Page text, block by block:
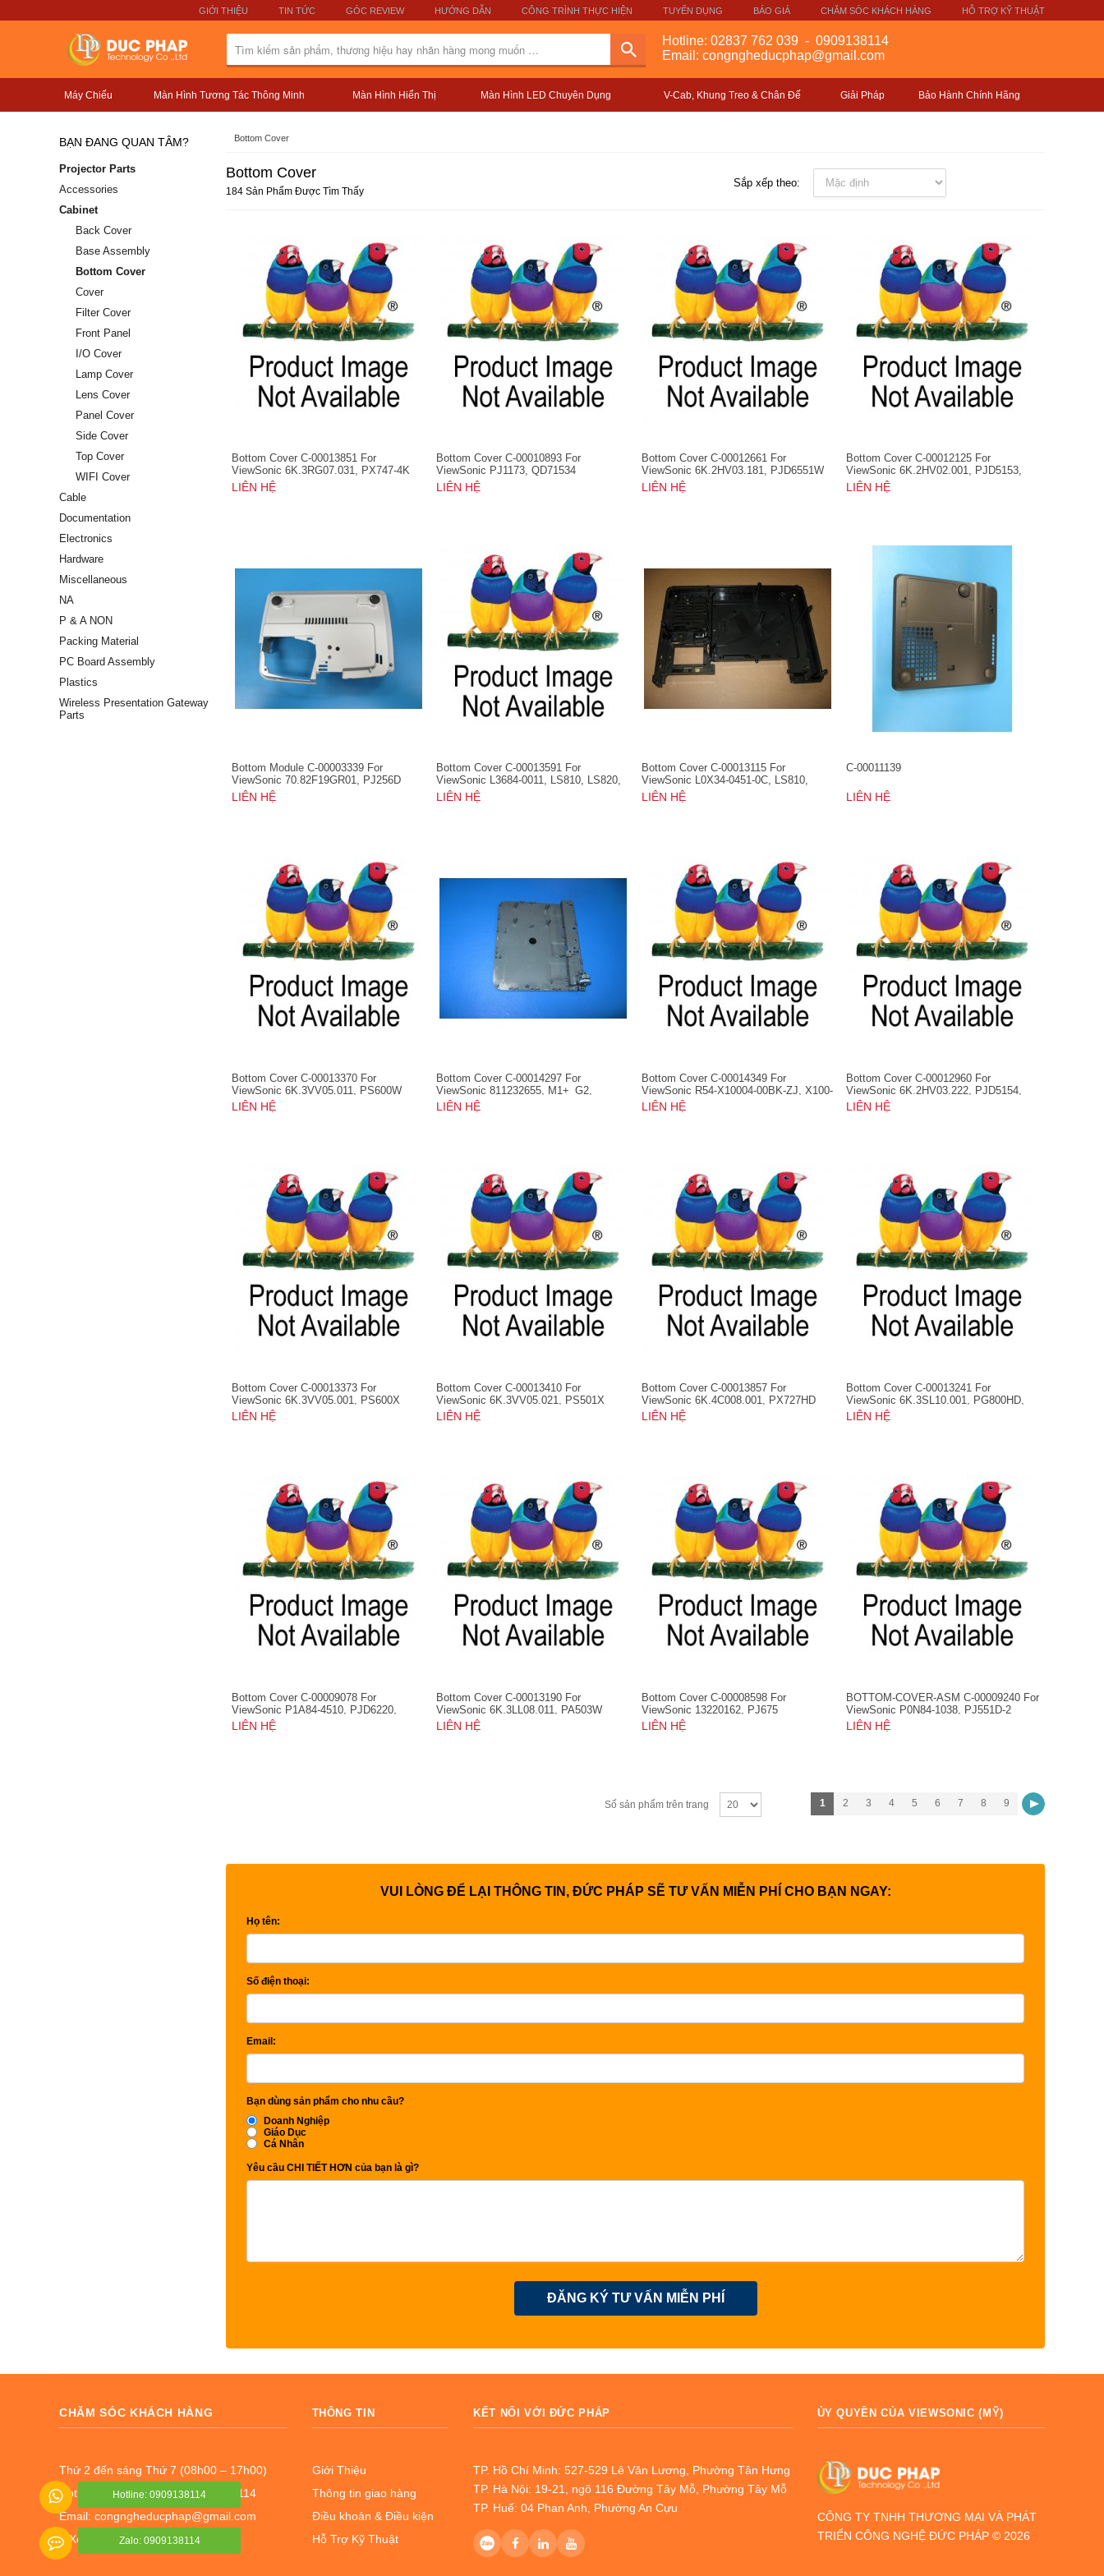
GIỚI THIỆU TIN TỨC GÓC REVIEW HƯỚNG DẪN CÔNG TRÌNH THỰC HIỆN TUYỂN DỤNG BÁO GIÁ CHĂM SÓC KHÁCH HÀNG HỖ TRỢ KỸ THUẬT
Hotline: 02837 762 039 - 0909138114
Email: congngheducphap@gmail.com
Máy Chiếu Màn Hình Tương Tác Thông Minh Màn Hình Hiển Thị Màn Hình LED Chuyên Dụng V-Cab, Khung Treo & Chân Đế Giải Pháp Bảo Hành Chính Hãng
BẠN ĐANG QUAN TÂM?
Projector Parts
Accessories
Cabinet
Back Cover
Base Assembly
Bottom Cover
Cover
Filter Cover
Front Panel
I/O Cover
Lamp Cover
Lens Cover
Panel Cover
Side Cover
Top Cover
WIFI Cover
Cable
Documentation
Electronics
Hardware
Miscellaneous
NA
P & A NON
Packing Material
PC Board Assembly
Plastics
Wireless Presentation Gateway
Parts
Bottom Cover
Bottom Cover
184 Sản Phẩm Được Tìm Thấy
Sắp xếp theo:
Bottom Cover C-00013851 For
ViewSonic 6K.3RG07.031, PX747-4K
LIÊN HỆ
Bottom Cover C-00010893 For
ViewSonic PJ1173, QD71534
LIÊN HỆ
Bottom Cover C-00012661 For
ViewSonic 6K.2HV03.181, PJD6551W
LIÊN HỆ
Bottom Cover C-00012125 For
ViewSonic 6K.2HV02.001, PJD5153,
PJD5253
LIÊN HỆ
Bottom Module C-00003339 For
ViewSonic 70.82F19GR01, PJ256D
LIÊN HỆ
Bottom Cover C-00013591 For
ViewSonic L3684-0011, LS810, LS820,
LS830
LIÊN HỆ
Bottom Cover C-00013115 For
ViewSonic L0X34-0451-0C, LS810,
LS820, LS830, VS16460, VS16501
LIÊN HỆ
C-00011139
LIÊN HỆ
Bottom Cover C-00013370 For
ViewSonic 6K.3VV05.011, PS600W
LIÊN HỆ
Bottom Cover C-00014297 For
ViewSonic 811232655, M1+_G2,
M1+_V
LIÊN HỆ
Bottom Cover C-00014349 For
ViewSonic R54-X10004-00BK-ZJ, X100-
4K
LIÊN HỆ
Bottom Cover C-00012960 For
ViewSonic 6K.2HV03.222, PJD5154,
PJD5254
LIÊN HỆ
Bottom Cover C-00013373 For
ViewSonic 6K.3VV05.001, PS600X
LIÊN HỆ
Bottom Cover C-00013410 For
ViewSonic 6K.3VV05.021, PS501X
LIÊN HỆ
Bottom Cover C-00013857 For
ViewSonic 6K.4C008.001, PX727HD
LIÊN HỆ
Bottom Cover C-00013241 For
ViewSonic 6K.3SL10.001, PG800HD,
PG800W, PG800X
LIÊN HỆ
Bottom Cover C-00009078 For
ViewSonic P1A84-4510, PJD6220,
PJD6220-3D
LIÊN HỆ
Bottom Cover C-00013190 For
ViewSonic 6K.3LL08.011, PA503W
LIÊN HỆ
Bottom Cover C-00008598 For
ViewSonic 13220162, PJ675
LIÊN HỆ
BOTTOM-COVER-ASM C-00009240 For
ViewSonic P0N84-1038, PJ551D-2
LIÊN HỆ
Số sản phẩm trên trang 1 2 3 4 5 6 7 8 9
VUI LÒNG ĐỂ LẠI THÔNG TIN, ĐỨC PHÁP SẼ TƯ VẤN MIỄN PHÍ CHO BẠN NGAY:
Họ tên:
Số điện thoại:
Email:
Bạn dùng sản phẩm cho nhu cầu?
Doanh Nghiệp
Giáo Dục
Cá Nhân
Yêu cầu CHI TIẾT HƠN của bạn là gì?
ĐĂNG KÝ TƯ VẤN MIỄN PHÍ
CHĂM SÓC KHÁCH HÀNG
Thứ 2 đến sáng Thứ 7 (08h00 – 17h00)
Hotline: 02837 762 039 - 0909138114
Email: congngheducphap@gmail.com
Xem bản đồ Google
THÔNG TIN
Giới Thiệu
Thông tin giao hàng
Điều khoản & Điều kiện
Hỗ Trợ Kỹ Thuật
KẾT NỐI VỚI ĐỨC PHÁP
TP. Hồ Chí Minh: 527-529 Lê Văn Lương, Phường Tân Hưng
TP. Hà Nội: 19-21, ngõ 116 Đường Tây Mỗ, Phường Tây Mỗ
TP. Huế: 04 Phan Anh, Phường An Cựu
ỦY QUYỀN CỦA VIEWSONIC (MỸ)
CÔNG TY TNHH THƯƠNG MẠI VÀ PHÁT
TRIỂN CÔNG NGHỆ ĐỨC PHÁP © 2026
Hotline: 0909138114
Zalo: 0909138114